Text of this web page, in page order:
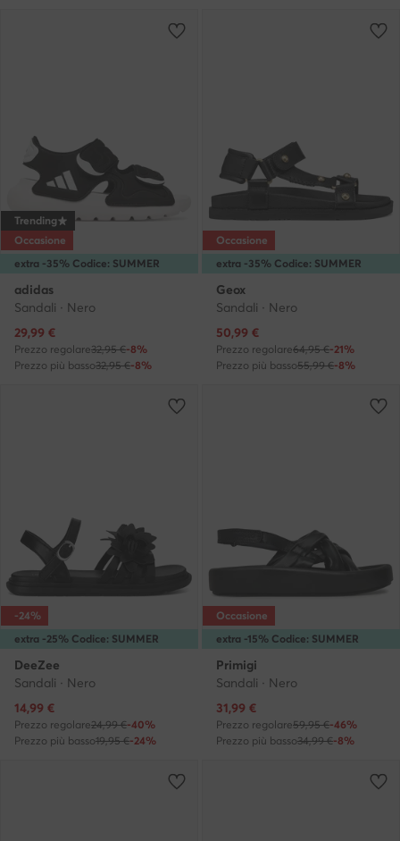
extra -35% Codice: SUMMER
Trending
Occasione
adidas
Sandali · Nero
Prezzo attuale
29,99 €
Prezzo regolare32,95 €-8%
Prezzo più basso32,95 €-8%
extra -35% Codice: SUMMER
Occasione
Geox
Sandali · Nero
Prezzo attuale
50,99 €
Prezzo regolare64,95 €-21%
Prezzo più basso55,99 €-8%
extra -25% Codice: SUMMER
-24%
DeeZee
Sandali · Nero
Prezzo attuale
14,99 €
Prezzo regolare24,99 €-40%
Prezzo più basso19,95 €-24%
extra -15% Codice: SUMMER
Occasione
Primigi
Sandali · Nero
Prezzo attuale
31,99 €
Prezzo regolare59,95 €-46%
Prezzo più basso34,99 €-8%